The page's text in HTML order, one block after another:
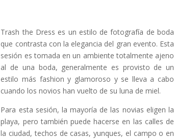
Trash the Dress es un estilo de fotografía de boda
que contrasta con la elegancia del gran evento. Esta
sesión es tomada en un ambiente totalmente ajeno
al de una boda, generalmente es provisto de un
estilo más fashion y glamoroso y se lleva a cabo
cuando los novios han vuelto de su luna de miel.
Para esta sesión, la mayoría de las novias eligen la
playa, pero también puede hacerse en las calles de
la ciudad, techos de casas, yunques, el campo o en